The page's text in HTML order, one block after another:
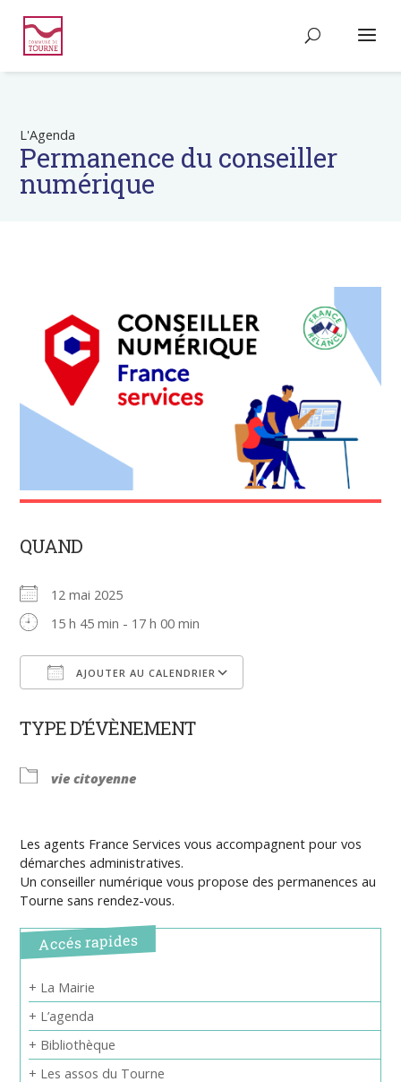
L'Agenda
Permanence du conseiller
numérique
QUAND
12 mai 2025
15 h 45 min - 17 h 00 min
AJOUTER AU CALENDRIER
TYPE D’ÉVÈNEMENT
vie citoyenne
Les agents France Services vous accompagnent pour vos
démarches administratives.
Un conseiller numérique vous propose des permanences au
Tourne sans rendez-vous.
Accés rapides
+ La Mairie
+ L’agenda
+ Bibliothèque
+ Les assos du Tourne